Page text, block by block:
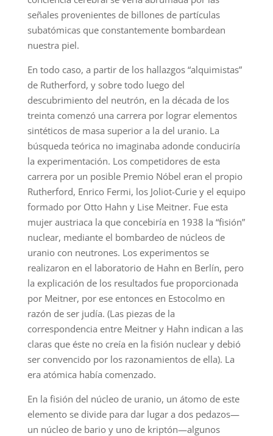
señales provenientes de billones de partículas
subatómicas que constantemente bombardean
nuestra piel.
En todo caso, a partir de los hallazgos “alquimistas”
de Rutherford, y sobre todo luego del
descubrimiento del neutrón, en la década de los
treinta comenzó una carrera por lograr elementos
sintéticos de masa superior a la del uranio. La
búsqueda teórica no imaginaba adonde conduciría
la experimentación. Los competidores de esta
carrera por un posible Premio Nóbel eran el propio
Rutherford, Enrico Fermi, los Joliot-Curie y el equipo
formado por Otto Hahn y Lise Meitner. Fue esta
mujer austriaca la que concebiría en 1938 la “fisión”
nuclear, mediante el bombardeo de núcleos de
uranio con neutrones. Los experimentos se
realizaron en el laboratorio de Hahn en Berlín, pero
la explicación de los resultados fue proporcionada
por Meitner, por ese entonces en Estocolmo en
razón de ser judía. (Las piezas de la
correspondencia entre Meitner y Hahn indican a las
claras que éste no creía en la fisión nuclear y debió
ser convencido por los razonamientos de ella). La
era atómica había comenzado.
En la fisión del núcleo de uranio, un átomo de este
elemento se divide para dar lugar a dos pedazos—
un núcleo de bario y uno de kriptón—algunos